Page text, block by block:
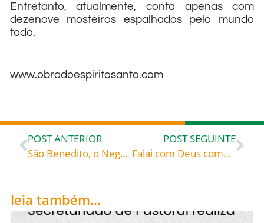
Entretanto, atualmente, conta apenas com
dezenove mosteiros espalhados pelo mundo
todo.
www.obradoespiritosanto.com
POST ANTERIOR
São Benedito, o Negro (1526-1589), celebrado hoje, 05, roga por todos nós, principalmente para que tenhamos saúde de alma e corpo!
POST SEGUINTE
Falai com Deus como se fala com um amigo! – Santo Afonso-Maria de Ligório (1696-1787) bispo, doutor da Igreja «A conversa com Deus é agradável e fácil»
leia também...